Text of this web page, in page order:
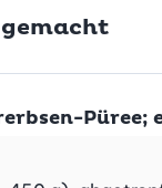
gemacht
Püree;